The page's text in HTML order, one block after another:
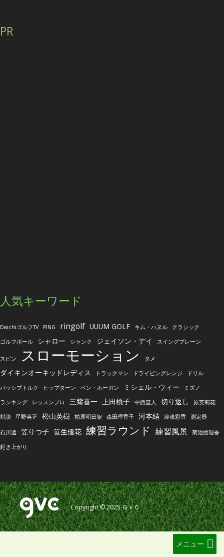
PR
人気キーワード
DaichiゴルフTV PING ringolf UUUM GOLF キム・ハヌル クラシック
ゴルフボール シャロー シャンク ジェイソン・デイ スイングプレーン
スピン スローモーション タメ
ダイキンオーキッドレディス トラックマン ドライビングレンジ ドリル
パッシブトルク ヒップターン ベン・ホーガン ミシェル・ウィー ミズノ
ランキング レッスンプロ 三觜喜一 上田桃子 中西直人 切り返し 原英莉花
対談 星野英正 松山英樹 柏原明日架 森田理香子 河本結 渡邉彩香 測定器
石川遼 笠りつ子 笹生優花 練習ラウンド 練習風景 菊池絵理香
起き上がり
Copyright © 2025ＧＶＣ
メニュー